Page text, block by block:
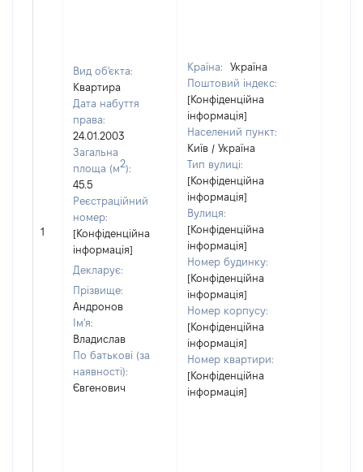
1
Вид об'єкта:
Квартира
Дата набуття
права:
24.01.2003
Загальна
площа (м2):
45.5
Реєстраційний
номер:
[Конфіденційна
інформація]
Декларує:
Прізвище:
Андронов
Ім'я:
Владислав
По батькові (за
наявності):
Євгенович
Країна:
Україна
Поштовий індекс:
[Конфіденційна
інформація]
Населений пункт:
Київ / Україна
Тип вулиці:
[Конфіденційна
інформація]
Вулиця:
[Конфіденційна
інформація]
Номер будинку:
[Конфіденційна
інформація]
Номер корпусу:
[Конфіденційна
інформація]
Номер квартири:
[Конфіденційна
інформація]